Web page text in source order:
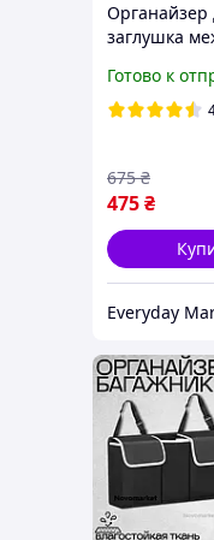
Органайзер
заглушка
между
Готово к
475₴
675 ₴